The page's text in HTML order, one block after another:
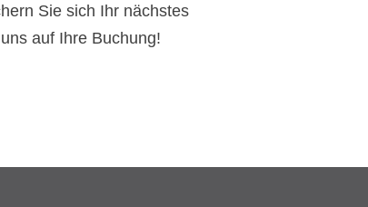
Sie sich Ihr nächstes
auf Ihre Buchung!